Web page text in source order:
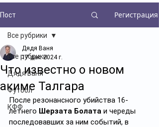
Пост Регистрация
Все рубрики
Дядя Ваня
Футбол
КФФ
Все рубрики
Что известно о новом
акиме Талгара
Дядя Ваня
17 дек. 2024 г.
После резонансного убийства 16-
летнего Шерзата Болата и череды
последовавших за ним событий, в